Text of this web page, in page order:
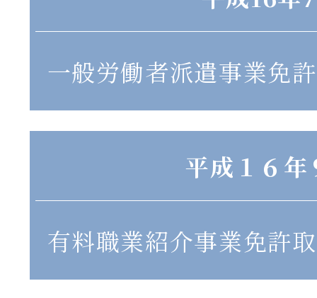
一般労働者派遣事業免
平成１６年
有料職業紹介事業免許